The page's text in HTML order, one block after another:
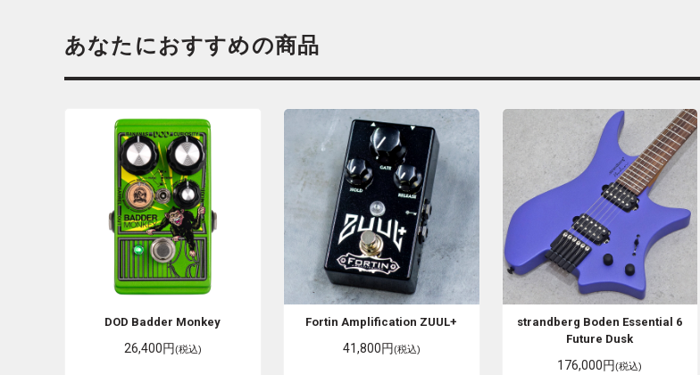
あなたにおすすめの商品
DOD Badder Monkey
26,400円(税込)
Fortin Amplification ZUUL+
41,800円(税込)
strandberg Boden Essential 6
Future Dusk
176,000円(税込)